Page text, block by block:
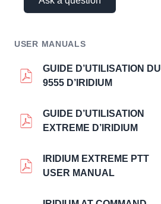
USER MANUALS
GUIDE D’UTILISATION DU
9555 D’IRIDIUM
GUIDE D’UTILISATION
EXTREME D’IRIDIUM
IRIDIUM EXTREME PTT
USER MANUAL